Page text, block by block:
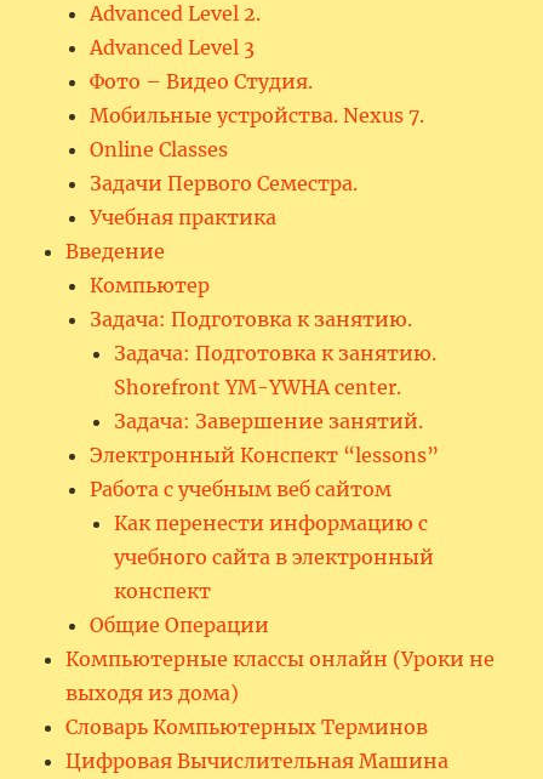
Advanced Level 2.
Advanced Level 3
Фото – Видео Студия.
Мобильные устройства. Nexus 7.
Online Classes
Задачи Первого Семестра.
Учебная практика
Введение
Компьютер
Задача: Подготовка к занятию.
Задача: Подготовка к занятию.
Shorefront YM-YWHA center.
Задача: Завершение занятий.
Электронный Конспект “lessons”
Работа с учебным веб сайтом
Как перенести информацию с
учебного сайта в электронный
конспект
Общие Операции
Компьютерные классы онлайн (Уроки не
выходя из дома)
Словарь Компьютерных Терминов
Цифровая Вычислительная Машина